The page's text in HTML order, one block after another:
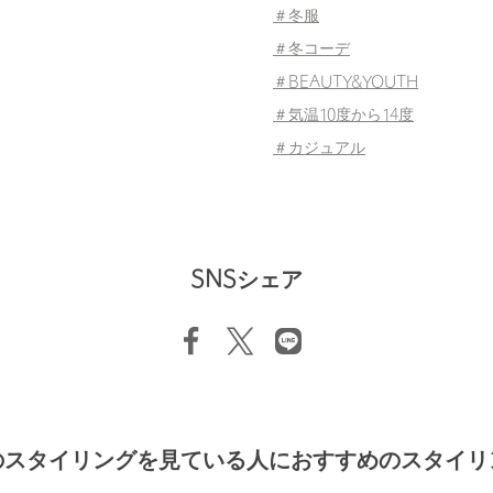
＃冬服
＃冬コーデ
＃BEAUTY&YOUTH
＃気温10度から14度
＃カジュアル
SNSシェア
スタイリングを見ている人におすすめのスタイリ